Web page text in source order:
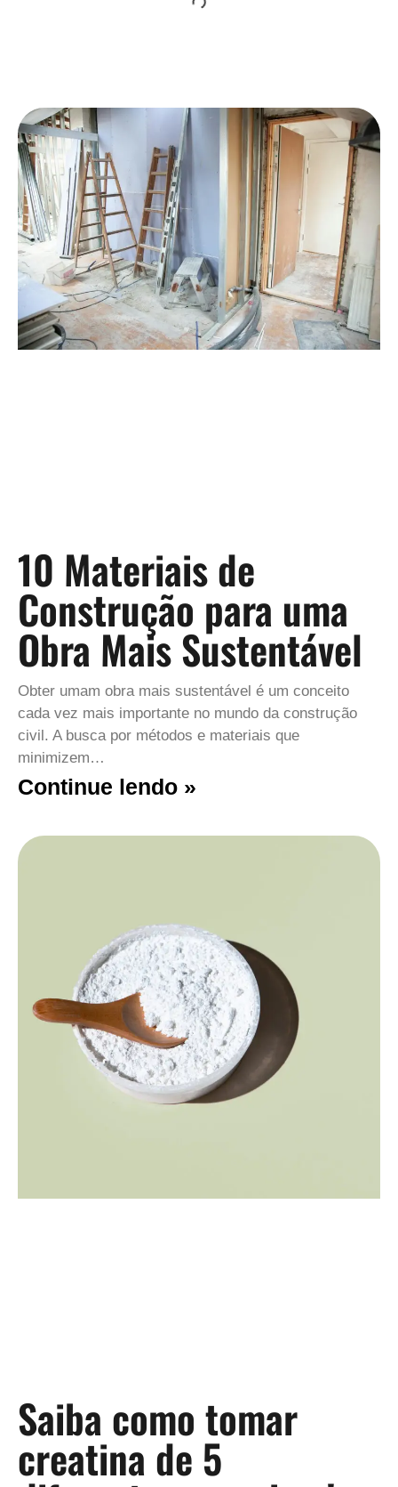
10 Materiais de
Construção para uma
Obra Mais Sustentável
Obter umam obra mais sustentável é um conceito
cada vez mais importante no mundo da construção
civil. A busca por métodos e materiais que
minimizem…
Continue lendo »
Saiba como tomar
creatina de 5